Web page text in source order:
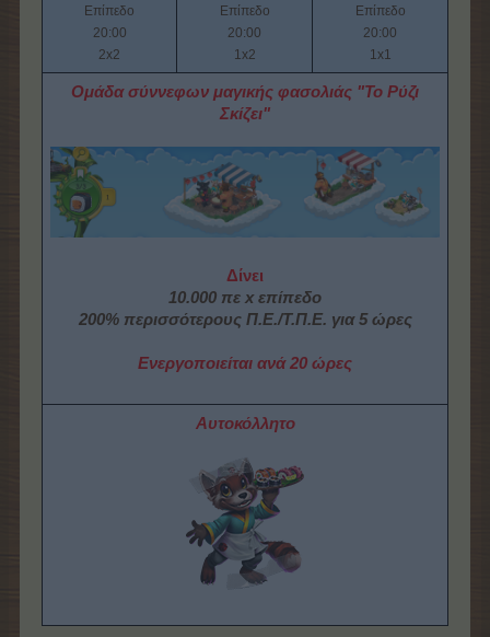
Επίπεδο
20:00
2x2
Επίπεδο
20:00
1x2
Επίπεδο
20:00
1x1
Ομάδα σύννεφων μαγικής φασολιάς "Το Ρύζι
Σκίζει"
Δίνει
10.000 πε x επίπεδο
200% περισσότερους Π.Ε./Τ.Π.Ε. για 5 ώρες
Ενεργοποιείται ανά 20 ώρες
Αυτοκόλλητο